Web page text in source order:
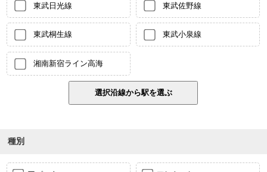
東武日光線 東武佐野線
東武桐生線 東武小泉線
湘南新宿ライン高海
種別